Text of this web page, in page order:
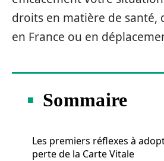
droits en matière de santé,
en France ou en
Sommaire
Les premiers réflexes à
perte de la Carte Vitale